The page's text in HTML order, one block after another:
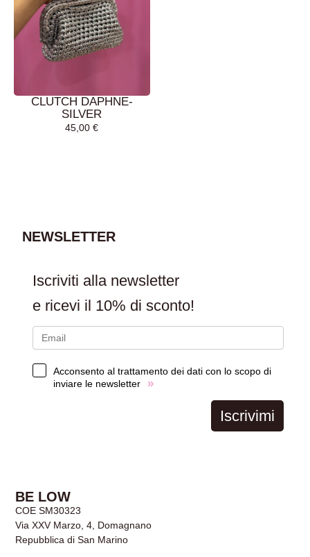
CLUTCH DAPHNE-
SILVER
45,00€
NEWSLETTER
Iscriviti alla newsletter
e ricevi il 10% di sconto!
Acconsento al trattamento dei dati con lo scopo di
inviare le newsletter
»
Iscrivimi
BE LOW
COE SM30323
Via XXV Marzo, 4, Domagnano
Repubblica di San Marino